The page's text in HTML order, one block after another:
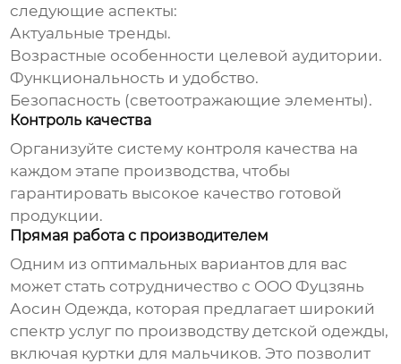
следующие аспекты:
Актуальные тренды.
Возрастные особенности целевой аудитории.
Функциональность и удобство.
Безопасность (светоотражающие элементы).
Контроль качества
Организуйте систему контроля качества на
каждом этапе производства, чтобы
гарантировать высокое качество готовой
продукции.
Прямая работа с производителем
Одним из оптимальных вариантов для вас
может стать сотрудничество с ООО Фуцзянь
Аосин Одежда, которая предлагает широкий
спектр услуг по производству детской одежды,
включая куртки для мальчиков. Это позволит